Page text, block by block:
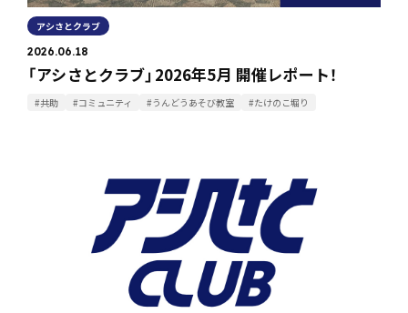
アシさとクラブ
2026.06.18
「アシさとクラブ」2026年5月 開催レポート！
#共助 #コミュニティ #うんどうあそび教室 #たけのこ堀り